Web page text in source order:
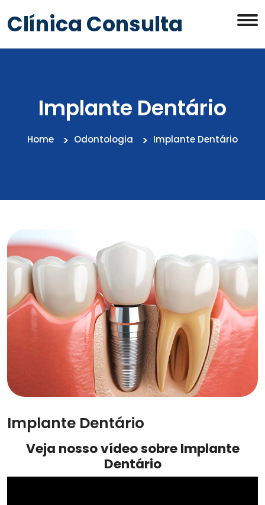
Clínica Consulta
Implante Dentário
Home Odontologia Implante Dentário
Implante Dentário
Veja nosso vídeo sobre Implante
Dentário